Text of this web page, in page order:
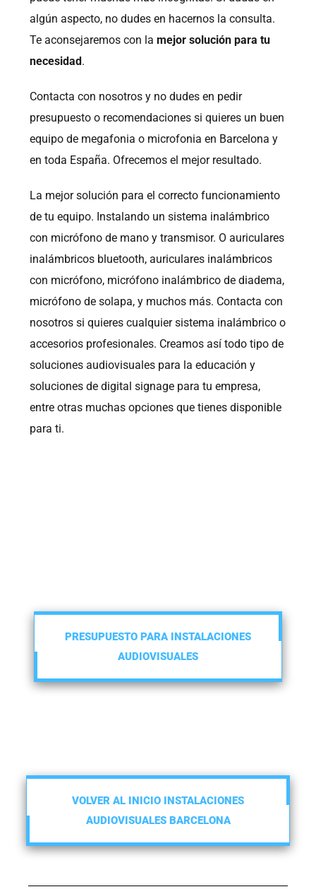
algún aspecto, no dudes en hacernos la consulta.
Te aconsejaremos con lamejor solución para tu
necesidad.
Contacta con nosotros y no dudes en pedir
presupuesto o recomendaciones si quieres un buen
equipo de megafonia o microfonia en Barcelona y
en toda España. Ofrecemos el mejor resultado.
La mejor solución para el correcto funcionamiento
de tu equipo. Instalando un sistema inalámbrico
con micrófono de mano y transmisor. O auriculares
inalámbricos bluetooth, auriculares inalámbricos
con micrófono, micrófono inalámbrico de diadema,
micrófono de solapa, y muchos más. Contacta con
nosotros si quieres cualquier sistema inalámbrico o
accesorios profesionales. Creamos así todo tipo de
soluciones audiovisuales para la educación y
soluciones de digital signage para tu empresa,
entre otras muchas opciones que tienes disponible
para ti.
PRESUPUESTO PARA INSTALACIONES
AUDIOVISUALES
VOLVER AL INICIO INSTALACIONES
AUDIOVISUALES BARCELONA